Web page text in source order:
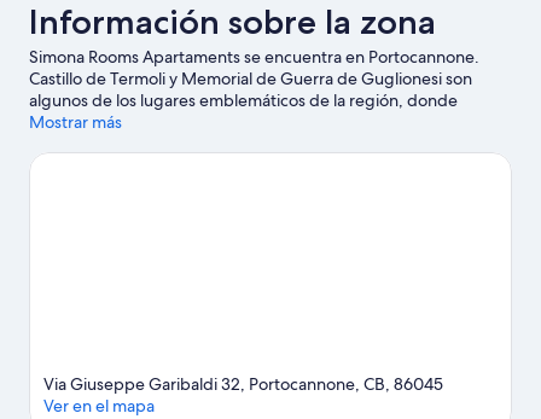
Información sobre la zona
Simona Rooms Apartaments se encuentra en Portocannone.
Castillo de Termoli y Memorial de Guerra de Guglionesi son
algunos de los lugares emblemáticos de la región, donde
también puedes acercarte a Tenute Martarosa y Bodegas Borgo
de Portocannone
Mostrar más
Via Giuseppe Garibaldi 32, Portocannone, CB, 86045
Ver en el mapa